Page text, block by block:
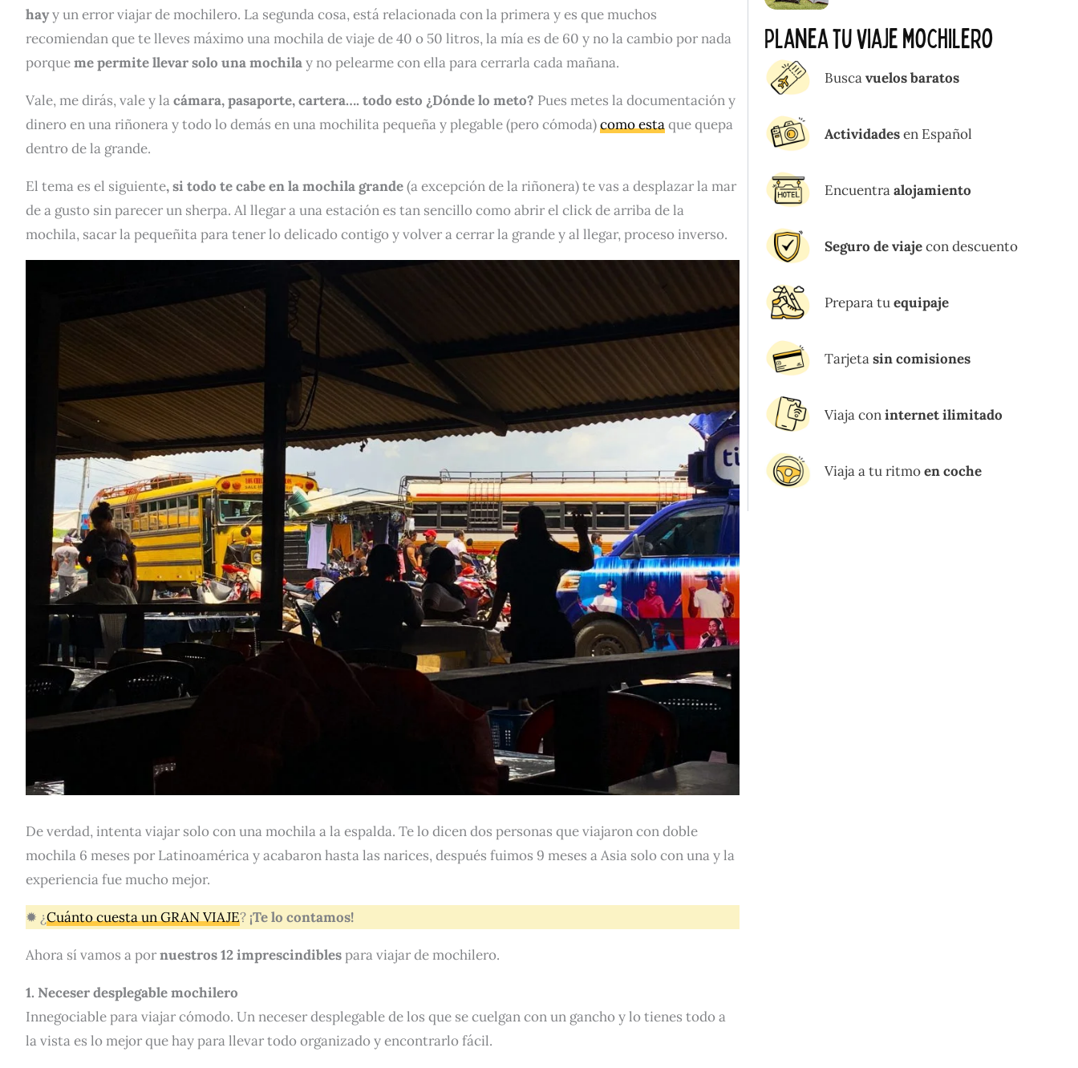
hayy un error viajar de mochilero. La segunda cosa, está relacionada con la primera y es que muchos
recomiendan que te lleves máximo una mochila de viaje de 40 o 50 litros, la mía es de 60 y no la cambio por nada
porqueme permite llevar solo una mochilay no pelearme con ella para cerrarla cada mañana.
Vale, me dirás, vale y lacámara, pasaporte, cartera…. todo esto ¿Dónde lo meto? Pues metes la documentación y
dinero en una riñonera y todo lo demás en una mochilita pequeña y plegable (pero cómoda)como estaque quepa
dentro de la grande.
El tema es el siguiente, si todo te cabe en la mochila grande(a excepción de la riñonera) te vas a desplazar la mar
de a gusto sin parecer un sherpa. Al llegar a una estación es tan sencillo como abrir el click de arriba de la
mochila, sacar la pequeñita para tener lo delicado contigo y volver a cerrar la grande y al llegar, proceso inverso.
De verdad, intenta viajar solo con una mochila a la espalda. Te lo dicen dos personas que viajaron con doble
mochila 6 meses por Latinoamérica y acabaron hasta las narices, después fuimos 9 meses a Asia solo con una y la
experiencia fue mucho mejor.
✹ ¿Cuánto cuesta un GRAN VIAJE? ¡Te lo contamos!
Ahora sí vamos a pornuestros 12 imprescindiblespara viajar de mochilero.
1. Neceser desplegable mochilero
Innegociable para viajar cómodo. Un neceser desplegable de los que se cuelgan con un gancho y lo tienes todo a
la vista es lo mejor que hay para llevar todo organizado y encontrarlo fácil.
Planea tu viaje mochilero
Buscavuelos baratos
Actividadesen Español
Encuentraalojamiento
Seguro de viajecon descuento
Prepara tuequipaje
Tarjetasin comisiones
Viaja coninternet ilimitado
Viaja a tu ritmoen coche